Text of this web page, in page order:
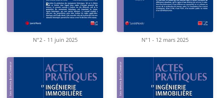
N°2 - 11 juin 2025 N°1 - 12 mars 2025